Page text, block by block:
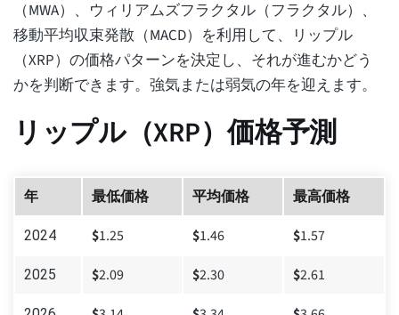
（MWA）、ウィリアムズフラクタル（フラクタル）、
移動平均収束発散（MACD）を利用して、リップル
（XRP）の価格パターンを決定し、それが進むかどう
かを判断できます。強気または弱気の年を迎えます。
リップル（XRP）価格予測
年 最低価格 平均価格 最高価格
2024 $1.25 $1.46 $1.57
2025 $2.09 $2.30 $2.61